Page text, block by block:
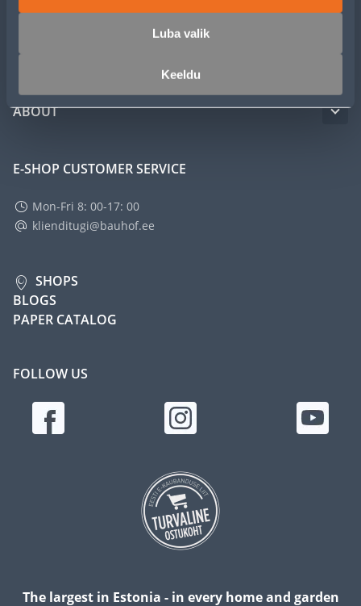
Luba valik
Keeldu
ABOUT
E-SHOP CUSTOMER SERVICE
Mon-Fri 8: 00-17: 00
klienditugi@bauhof.ee
SHOPS
BLOGS
PAPER CATALOG
FOLLOW US
The largest in Estonia - in every home and garden